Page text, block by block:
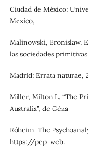
Ciudad de México:
México,
Malinowski, Bronislaw.
las sociedades primitivas.
Madrid: Errata naturae,
Miller, Milton L. “The
Australia”, de Géza
Róheim, The
https://pep-web.